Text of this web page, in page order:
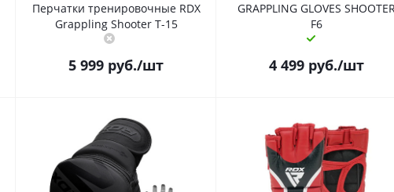
Перчатки тренировочные RDX
Grappling Shooter T-15
5 999 руб./шт
GRAPPLING GLOVES
F6
4 499 руб./шт